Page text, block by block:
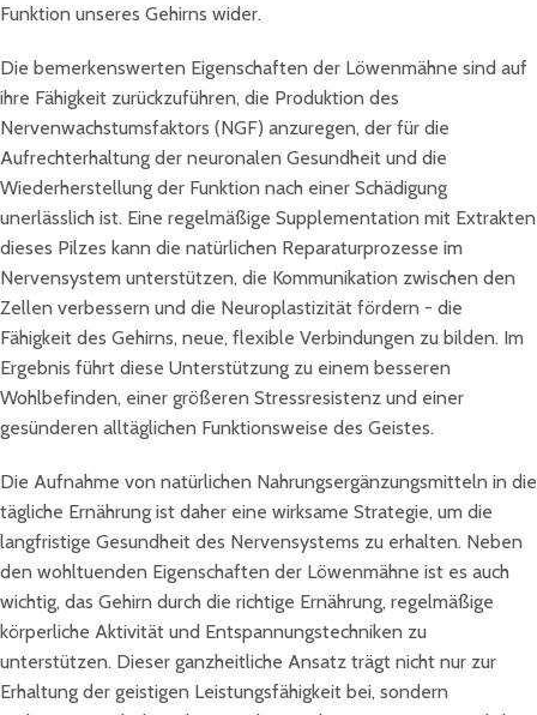
Funktion unseres Gehirns wider.
Die bemerkenswerten Eigenschaften der Löwenmähne sind auf
ihre Fähigkeit zurückzuführen, die Produktion des
Nervenwachstumsfaktors (NGF) anzuregen, der für die
Aufrechterhaltung der neuronalen Gesundheit und die
Wiederherstellung der Funktion nach einer Schädigung
unerlässlich ist. Eine regelmäßige Supplementation mit Extrakten
dieses Pilzes kann die natürlichen Reparaturprozesse im
Nervensystem unterstützen, die Kommunikation zwischen den
Zellen verbessern und die Neuroplastizität fördern - die
Fähigkeit des Gehirns, neue, flexible Verbindungen zu bilden. Im
Ergebnis führt diese Unterstützung zu einem besseren
Wohlbefinden, einer größeren Stressresistenz und einer
gesünderen alltäglichen Funktionsweise des Geistes.
Die Aufnahme von natürlichen Nahrungsergänzungsmitteln in die
tägliche Ernährung ist daher eine wirksame Strategie, um die
langfristige Gesundheit des Nervensystems zu erhalten. Neben
den wohltuenden Eigenschaften der Löwenmähne ist es auch
wichtig, das Gehirn durch die richtige Ernährung, regelmäßige
körperliche Aktivität und Entspannungstechniken zu
unterstützen. Dieser ganzheitliche Ansatz trägt nicht nur zur
Erhaltung der geistigen Leistungsfähigkeit bei, sondern